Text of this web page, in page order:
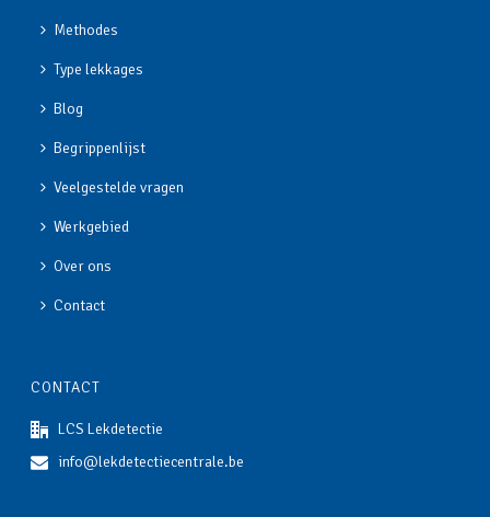
Methodes
Type lekkages
Blog
Begrippenlijst
Veelgestelde vragen
Werkgebied
Over ons
Contact
CONTACT
LCS Lekdetectie
info@lekdetectiecentrale.be